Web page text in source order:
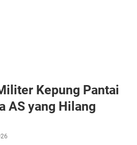
Kepung Pantai
AS yang Hilang